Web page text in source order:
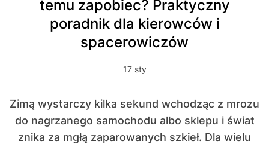
temu zapobiec? Praktyczny
poradnik dla kierowców i
spacerowiczów
17 sty
Zimą wystarczy kilka sekund wchodząc z mrozu
do nagrzanego samochodu albo sklepu i świat
znika za mgłą zaparowanych szkieł. Dla wielu